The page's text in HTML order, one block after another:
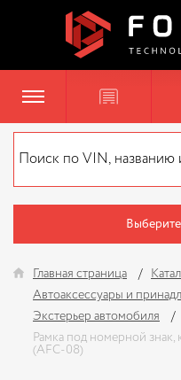
Главная страница
Автоаксессуары и
Экстерьер автомобиля
Рамка под номерной
(AFC-08)